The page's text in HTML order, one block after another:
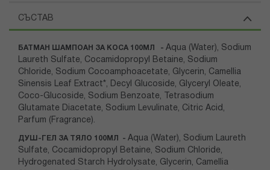
СЪСТАВ
БАТМАН ШАМПОАН ЗА КОСА 100МЛ - Aqua (Water), Sodium
Laureth Sulfate, Cocamidopropyl Betaine, Sodium
Chloride, Sodium Cocoamphoacetate, Glycerin, Camellia
Sinensis Leaf Extract*, Decyl Glucoside, Glyceryl Oleate,
Coco-Glucoside, Sodium Benzoate, Tetrasodium
Glutamate Diacetate, Sodium Levulinate, Citric Acid,
Parfum (Fragrance).
ДУШ-ГЕЛ ЗА ТЯЛО 100МЛ - Aqua (Water), Sodium Laureth
Sulfate, Cocamidopropyl Betaine, Sodium Chloride,
Hydrogenated Starch Hydrolysate, Glycerin, Camellia